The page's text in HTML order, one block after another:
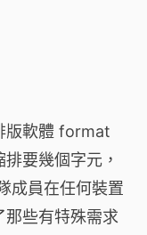
版軟體 format
要幾個字元，
成員在任何裝置
那些有特殊需求